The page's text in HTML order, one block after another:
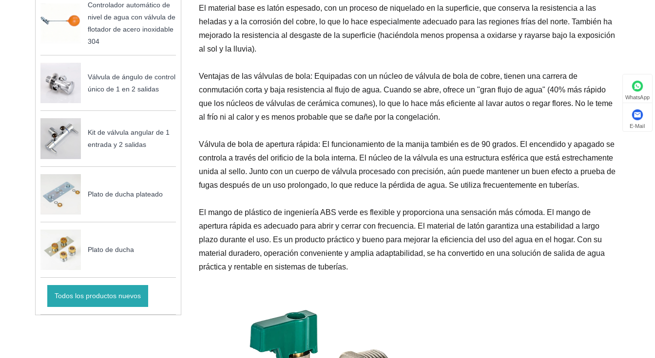
Controlador automático de
nivel de agua con válvula de
flotador de acero inoxidable
304
Válvula de ángulo de control
único de 1 en 2 salidas
Kit de válvula angular de 1
entrada y 2 salidas
Plato de ducha plateado
Plato de ducha
Todos los productos nuevos
El material base es latón espesado, con un proceso de niquelado en la superficie, que conserva la resistencia a las
heladas y a la corrosión del cobre, lo que lo hace especialmente adecuado para las regiones frías del norte. También ha
mejorado la resistencia al desgaste de la superficie (haciéndola menos propensa a oxidarse y rayarse bajo la exposición
al sol y la lluvia).
Ventajas de las válvulas de bola: Equipadas con un núcleo de válvula de bola de cobre, tienen una carrera de
conmutación corta y baja resistencia al flujo de agua. Cuando se abre, ofrece un "gran flujo de agua" (40% más rápido
que los núcleos de válvulas de cerámica comunes), lo que lo hace más eficiente al lavar autos o regar flores. No le teme
al frío ni al calor y es menos probable que se dañe por la congelación.
Válvula de bola de apertura rápida: El funcionamiento de la manija también es de 90 grados. El encendido y apagado se
controla a través del orificio de la bola interna. El núcleo de la válvula es una estructura esférica que está estrechamente
unida al sello. Junto con un cuerpo de válvula procesado con precisión, aún puede mantener un buen efecto a prueba de
fugas después de un uso prolongado, lo que reduce la pérdida de agua. Se utiliza frecuentemente en tuberías.
El mango de plástico de ingeniería ABS verde es flexible y proporciona una sensación más cómoda. El mango de
apertura rápida es adecuado para abrir y cerrar con frecuencia. El material de latón garantiza una estabilidad a largo
plazo durante el uso. Es un producto práctico y bueno para mejorar la eficiencia del uso del agua en el hogar. Con su
material duradero, operación conveniente y amplia adaptabilidad, se ha convertido en una solución de salida de agua
práctica y rentable en sistemas de tuberías.
WhatsApp
E-Mail